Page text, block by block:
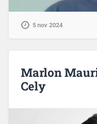
5 nov 2024
Marlon
Cely